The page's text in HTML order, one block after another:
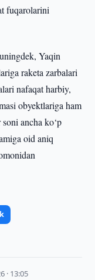
fuqarolarini
Yaqin
raketa zarbalari
nafaqat harbiy,
obyektlariga ham
ancha ko‘p
oid aniq
· 13:05